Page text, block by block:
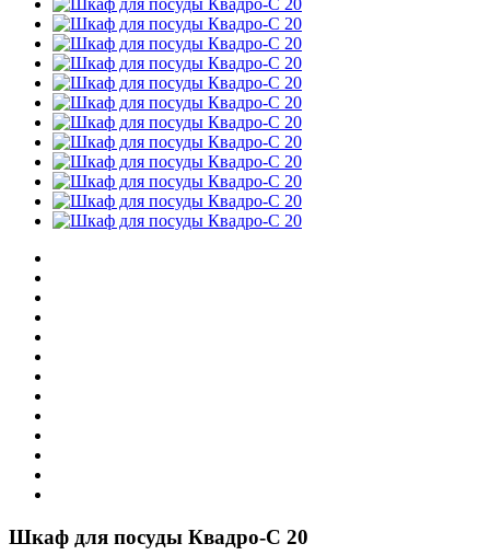
Шкаф для посуды Квадро-С 20